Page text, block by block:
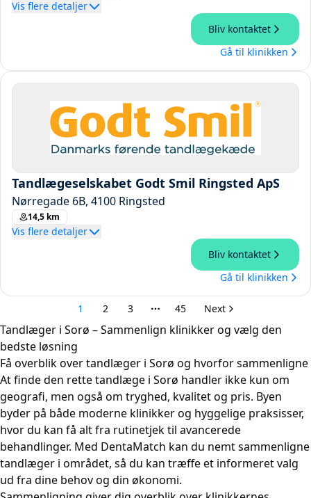
Tandlæger i Sorø – Sammenlign klinikker og vælg den
bedste løsning
Få overblik over tandlæger i Sorø og hvorfor sammenligne
At finde den rette tandlæge i Sorø handler ikke kun om
geografi, men også om tryghed, kvalitet og pris. Byen
byder på både moderne klinikker og hyggelige praksisser,
hvor du kan få alt fra rutinetjek til avancerede
behandlinger. Med DentaMatch kan du nemt sammenligne
tandlæger i området, så du kan træffe et informeret valg
ud fra dine behov og din økonomi.